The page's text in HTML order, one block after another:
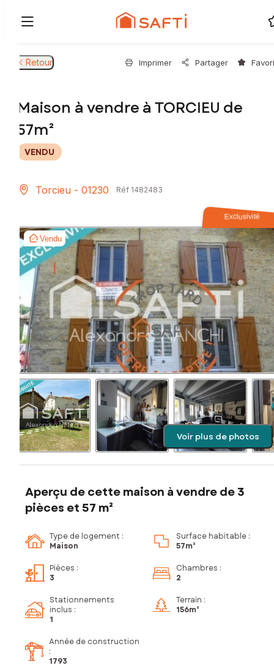
Retour Imprimer Partager
Maison à vendre à TORCIEU de
57m²
VENDU
Torcieu - 01230 Réf 1482483
Exclusivité
Vendu
Voir plus de photos
Aperçu de cette maison à vendre de 3
pièces et 57 m²
Type de logement :
Maison
Surface habitable :
57m²
Pièces :
3
Chambres :
2
Stationnements
inclus :
1
Terrain :
156m²
Année de construction
:
1793